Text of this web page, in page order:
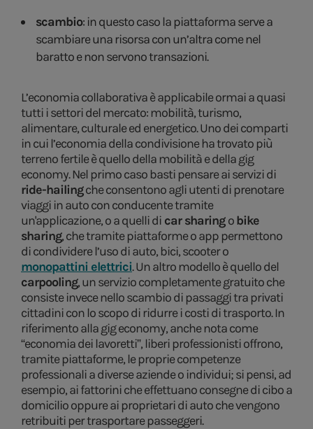
scambio: in questo caso la piattaforma serve a
scambiare una risorsa con un’altra come nel
baratto e non servono transazioni.
L’economia collaborativa è applicabile ormai a quasi
tutti i settori del mercato: mobilità, turismo,
alimentare, culturale ed energetico. Uno dei comparti
in cui l’economia della condivisione ha trovato più
terreno fertile è quello della mobilità e della gig
economy. Nel primo caso basti pensare ai servizi di
ride-hailingche consentono agli utenti di prenotare
viaggi in auto con conducente tramite
un'applicazione, o a quelli di car sharingobike
sharing, che tramite piattaforme o app permettono
di condividere l’uso di auto, bici, scooter o
monopattini elettrici. Un altro modello è quello del
carpooling, un servizio completamente gratuito che
consiste invece nello scambio di passaggi tra privati
cittadini con lo scopo di ridurre i costi di trasporto. In
riferimento alla gig economy, anche nota come
“economia dei lavoretti”, liberi professionisti offrono,
tramite piattaforme, le proprie competenze
professionali a diverse aziende o individui; si pensi, ad
esempio, ai fattorini che effettuano consegne di cibo a
domicilio oppure ai proprietari di auto che vengono
retribuiti per trasportare passeggeri.